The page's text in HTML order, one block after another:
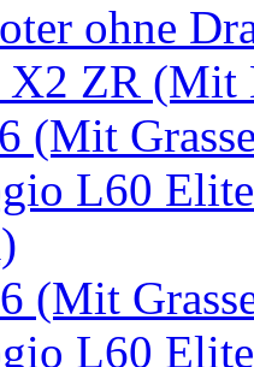
ohne
X2 ZR (Mit
(Mit
L60
(Mit
L60